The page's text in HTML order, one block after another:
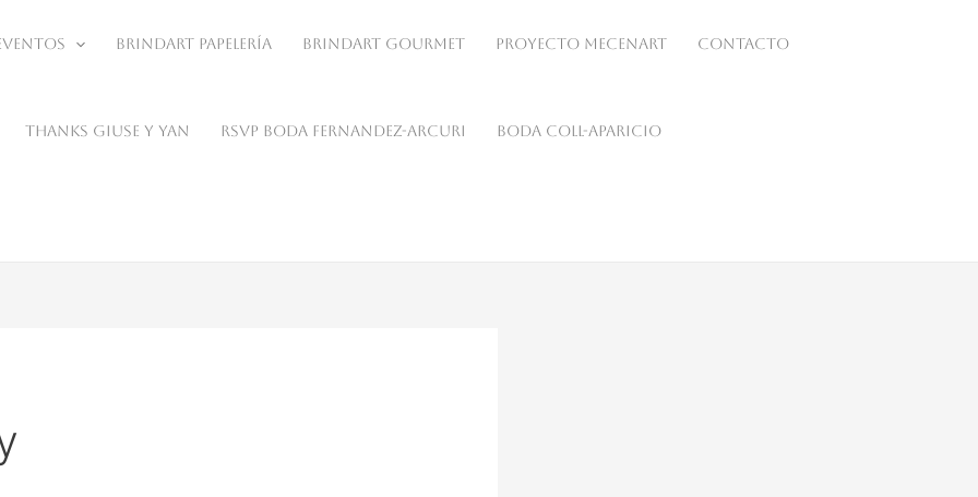
BrindArt Papelería BrindArt Gourmet Proyecto MecenArt Contacto
Thanks Giuse y Yan RSVP Boda Fernandez-Arcuri Boda Coll-Aparicio